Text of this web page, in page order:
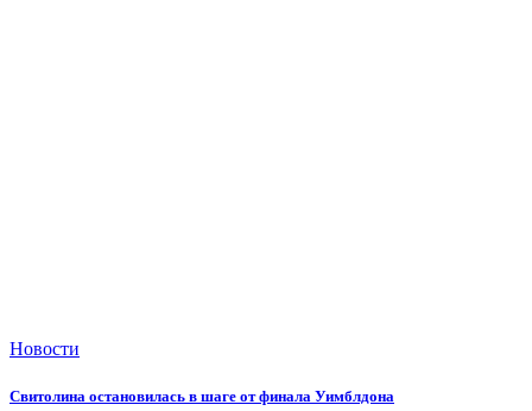
Новости
Свитолина остановилась в шаге от финала Уимблдона